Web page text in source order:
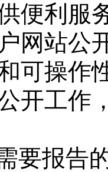
便利服
网站公
可操作
开工作
要报告